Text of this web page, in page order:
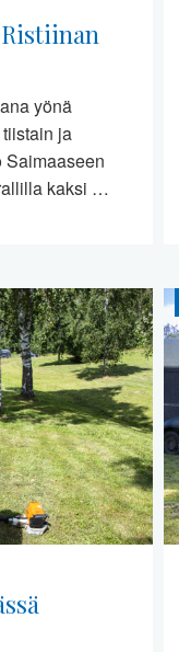
yönä
ja
Saimaaseen
kaksi …